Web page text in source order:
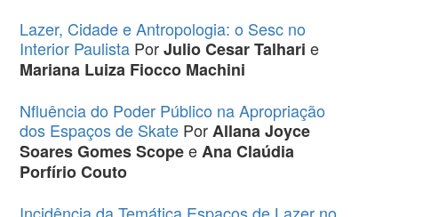
Lazer, Cidade e Antropologia: o Sesc no
Interior Paulista PorJulio Cesar Talhari e
Mariana Luiza Fiocco Machini
Nfluência do Poder Público na Apropriação
dos Espaços de Skate PorAllana Joyce
Soares Gomes ScopeeAna Claúdia
Porfírio Couto
Incidência da Temática Espaços de Lazer no